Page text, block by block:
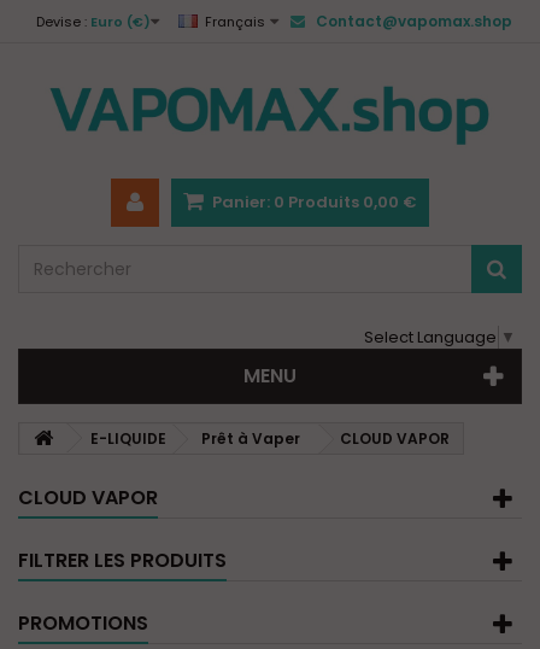
Devise : Euro (€) Français Contact@vapomax.shop
Panier: 0 Produits 0,00 €
Select Language ▼
MENU
E-LIQUIDE Prêt à Vaper CLOUD VAPOR
CLOUD VAPOR
FILTRER LES PRODUITS
PROMOTIONS